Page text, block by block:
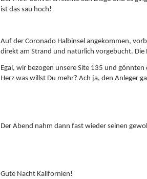
ist das sau hoch!
Auf der Coronado Halbinsel angekommen,
direkt am Strand und natürlich vorgebucht.
Egal, wir bezogen unsere Site 135 und
Herz was willst Du mehr? Ach ja, den Anleger
Der Abend nahm dann fast wieder seinen
Gute Nacht Kalifornien!